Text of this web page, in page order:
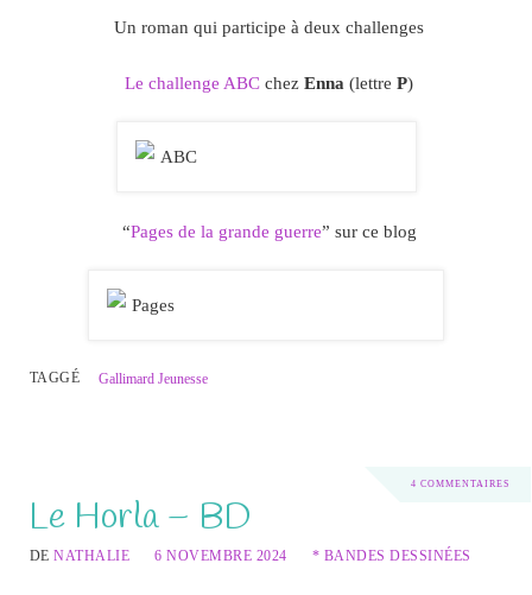
Un roman qui participe à deux challenges
Le challenge ABC chez Enna (lettre P)
“Pages de la grande guerre” sur ce blog
TAGGÉ Gallimard Jeunesse
4 COMMENTAIRES
Le Horla – BD
DENATHALIE 6 NOVEMBRE 2024 * BANDES DESSINÉES